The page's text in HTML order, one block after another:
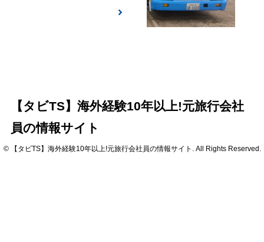
【タビTS】海外経験10年以上!元旅行会社
員の情報サイト
© 【タビTS】海外経験10年以上!元旅行会社員の情報サイト. All Rights Reserved.